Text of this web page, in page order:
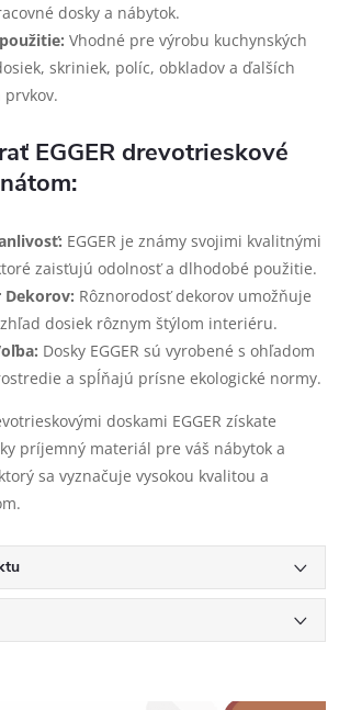
dosky a nábytok.
Vhodné pre výrobu kuchynských
skriniek, políc, obkladov a ďalších
EGGER drevotrieskové
EGGER je známy svojimi kvalitnými
zaisťujú odolnosť a dlhodobé použitie.
Dekorov: Rôznorodosť dekorov umožňuje
dosiek rôznym štýlom interiéru.
Dosky EGGER sú vyrobené s ohľadom
a spĺňajú prísne ekologické normy.
doskami EGGER získate
príjemný materiál pre váš nábytok a
sa vyznačuje vysokou kvalitou a